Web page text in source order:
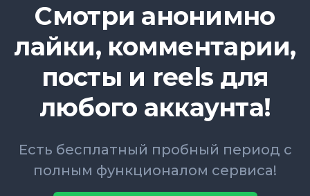
Смотри анонимно
лайки, комментарии,
посты и reels для
любого аккаунта!
Есть бесплатный пробный период с
полным функционалом сервиса!